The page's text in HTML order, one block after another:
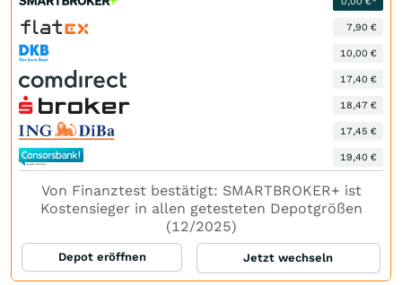
7,90 €
10,00 €
17,40 €
18,47 €
17,45 €
19,40 €
Von Finanztest bestätigt: SMARTBROKER+ ist
Kostensieger in allen getesteten Depotgrößen
(12/2025)
Depot eröffnen Jetzt wechseln